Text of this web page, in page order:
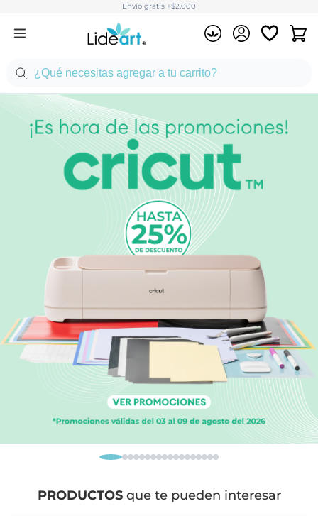
Envío gratis +$2,000
PRODUCTOSque te pueden interesar